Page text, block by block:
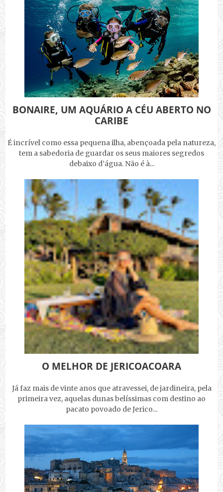
BONAIRE, UM AQUÁRIO A CÉU ABERTO NO
CARIBE
É incrível como essa pequena ilha, abençoada pela natureza,
tem a sabedoria de guardar os seus maiores segredos
debaixo d’água. Não é à...
O MELHOR DE JERICOACOARA
Já faz mais de vinte anos que atravessei, de jardineira, pela
primeira vez, aquelas dunas belíssimas com destino ao
pacato povoado de Jerico...